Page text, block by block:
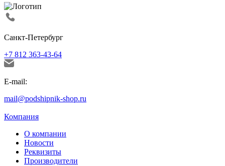
Санкт-Петербург
+7 812 363-43-64
E-mail:
mail@podshipnik-shop.ru
Компания
О компании
Новости
Реквизиты
Производители